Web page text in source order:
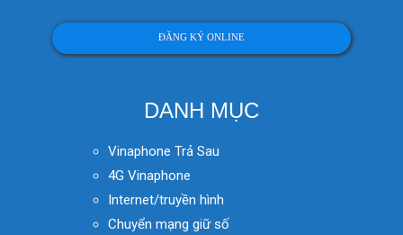
ĐĂNG KÝ ONLINE
DANH MỤC
Vinaphone Trả Sau
4G Vinaphone
Internet/truyền hình
Chuyển mạng giữ số